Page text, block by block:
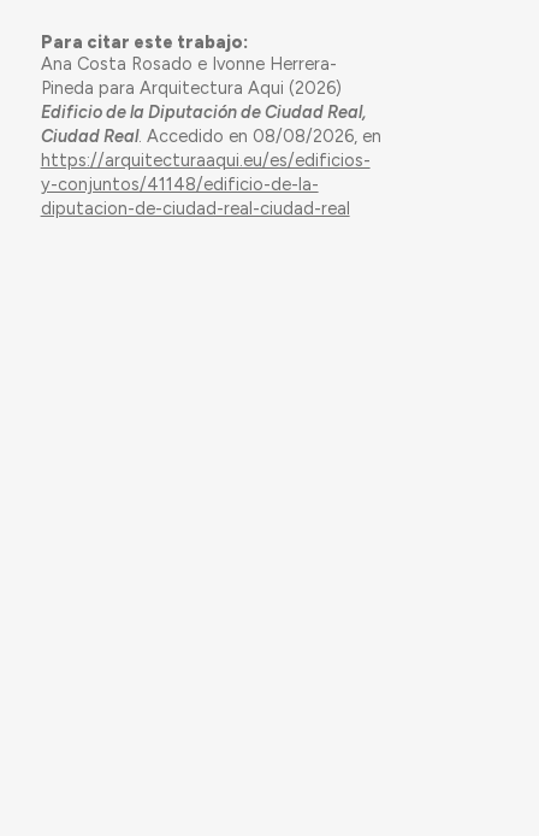
Para citar este trabajo:
Ana Costa Rosado e Ivonne Herrera-
Pineda para Arquitectura Aqui (2026)
Edificio de la Diputación de Ciudad Real,
Ciudad Real. Accedido en 08/08/2026, en
https://arquitecturaaqui.eu/es/edificios-
y-conjuntos/41148/edificio-de-la-
diputacion-de-ciudad-real-ciudad-real